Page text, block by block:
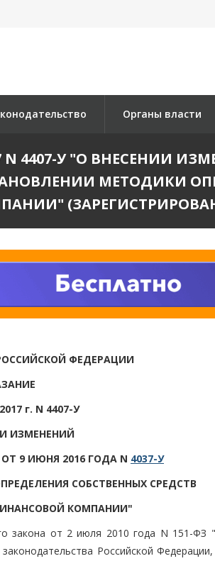
Органы власти
N 4407-У "О ВНЕСЕНИИ
МЕТОДИКИ
ФЕДЕРАЦИИ
г. N 4407-У
ИЗМЕНЕНИЙ
9 ИЮНЯ 2016 ГОДА N 4037-У
СОБСТВЕННЫХ СРЕДСТВ
КОМПАНИИ"
закона от 2 июля 2010 года N 151-ФЗ
Российской